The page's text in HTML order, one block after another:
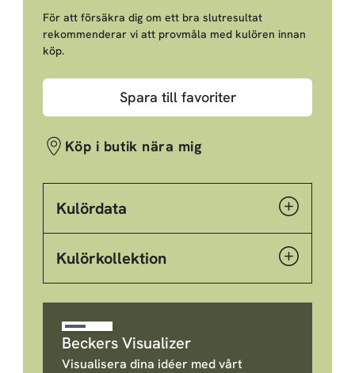
För att försäkra dig om ett bra slutresultat
rekommenderar vi att provmåla med kulören innan
köp.
Spara till favoriter
Köp i butik nära mig
Kulördata
Kulörkollektion
Beckers Visualizer
Visualisera dina idéer med vårt